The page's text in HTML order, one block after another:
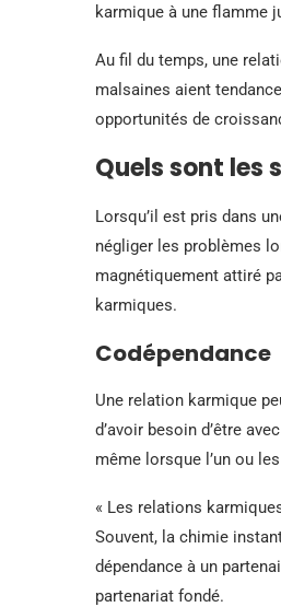
karmique à une flamme
Au fil du temps, une
malsaines aient
opportunités de
Quels sont les
Lorsqu’il est pris dans
négliger les problèmes
magnétiquement attiré
karmiques.
Codépendance
Une relation karmique
d’avoir besoin d’être
même lorsque l’un ou
« Les relations
Souvent, la chimie
dépendance à un
partenariat fondé.